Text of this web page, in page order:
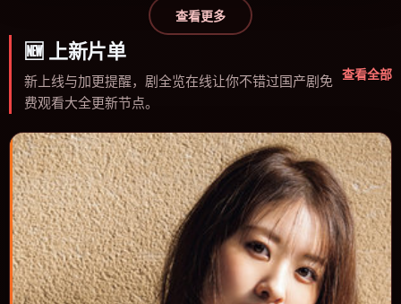
查看更多
🆕 上新片单
新上线与加更提醒，剧全览在线让你不错过国产剧免
费观看大全更新节点。
查看全部